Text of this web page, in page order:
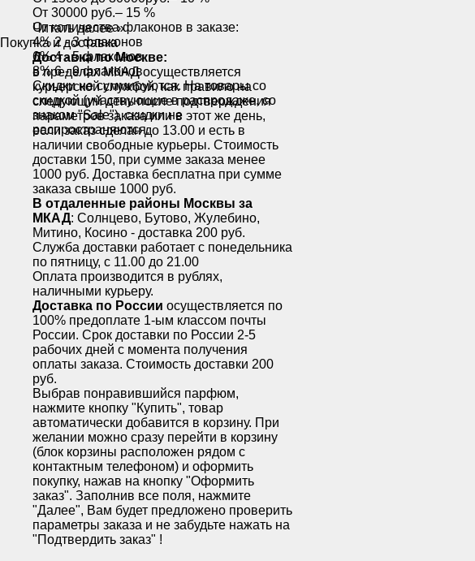
От 30000 руб.– 15 %
От количества флаконов в заказе:
4% 2 - 3 флаконов
6% 4 - 5 флаконов
8% 6 - 9 флаконов
Скидки не суммируются. На товары со
скидкой (участвующие в распродаже, со
знаком "Sale"), скидки не
распространяются.
Читать далее »
Покупка и доставка
Доставка по Москве:
в пределах МКАД осуществляется
курьерской службой, как правило на
следующий день после подтверждения
параметров заказа или в этот же день,
если заказ сделан до 13.00 и есть в
наличии свободные курьеры. Стоимость
доставки 150, при сумме заказа менее
1000 руб. Доставка бесплатна при сумме
заказа свыше 1000 руб.
В отдаленные районы Москвы за
МКАД: Солнцево, Бутово, Жулебино,
Митино, Косино - доставка 200 руб.
Служба доставки работает с понедельника
по пятницу, с 11.00 до 21.00
Оплата производится в рублях,
наличными курьеру.
Доставка по России осуществляется по
100% предоплате 1-ым классом почты
России. Срок доставки по России 2-5
рабочих дней с момента получения
оплаты заказа. Стоимость доставки 200
руб.
Выбрав понравившийся парфюм,
нажмите кнопку "Купить", товар
автоматически добавится в корзину. При
желании можно сразу перейти в корзину
(блок корзины расположен рядом с
контактным телефоном) и оформить
покупку, нажав на кнопку "Оформить
заказ". Заполнив все поля, нажмите
"Далее", Вам будет предложено проверить
параметры заказа и не забудьте нажать на
"Подтвердить заказ" !